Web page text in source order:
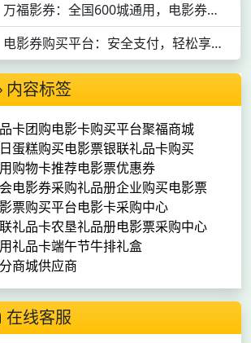
万福影券：全国600城通用，电影券购买平台推荐
电影券购买平台：安全支付，轻松享受全国10000+影院资源
内容标签
卡团购电影卡购买平台聚福商城
蛋糕购买电影票银联礼品卡购买
购物卡推荐电影票优惠券
电影券采购礼品册企业购买电影票
票购买平台电影卡采购中心
礼品卡农垦礼品册电影票采购中心
礼品卡端午节牛排礼盒
商城供应商
在线客服